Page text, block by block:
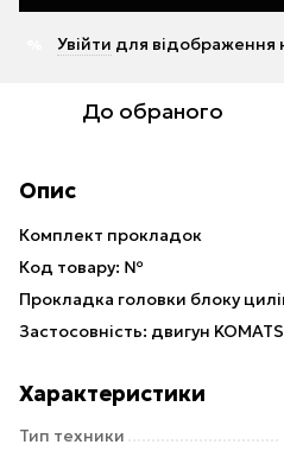
Увійти для відображення
До обраного
Опис
Комплект прокладок
Код товару: №
Прокладка головки блоку
Застосовність: двигун
Характеристики
Тип техники